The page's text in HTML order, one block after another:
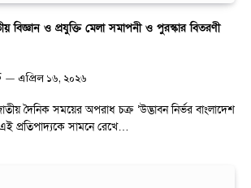
বিজ্ঞান ও প্রযুক্তি মেলা সমাপনী ও পুরস্কার বিতরণী
এপ্রিল ১৬, ২০২৬
দৈনিক সময়ের অপরাধ চক্র ‎’উদ্ভাবন নির্ভর বাংলাদেশ
এই প্রতিপাদ্যকে সামনে রেখে…